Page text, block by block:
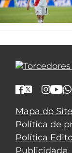
Mapa do Site
Política de
Política
Publicidade